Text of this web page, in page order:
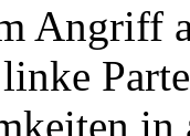
Angriff